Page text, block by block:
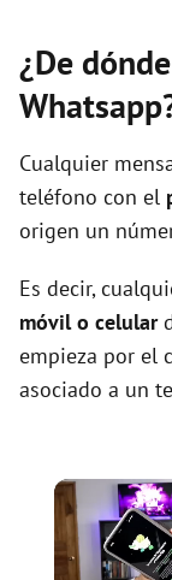
¿De
Cualquier
teléfono con el
origen un
Es decir,
móvil o celular
empieza por el
asociado a un